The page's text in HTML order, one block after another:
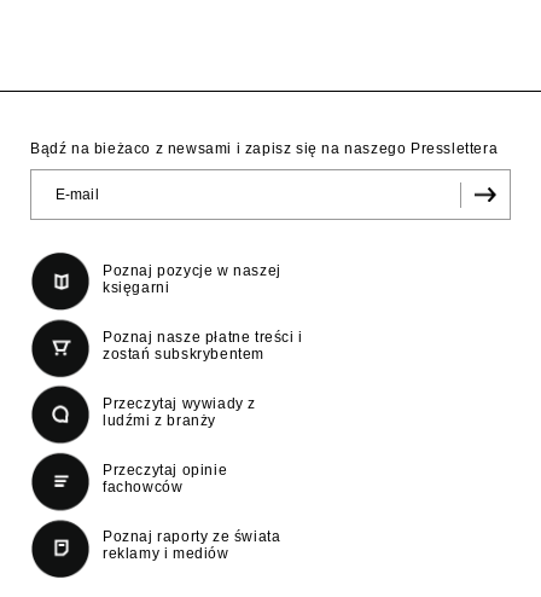
Bądź na bieżaco z newsami i zapisz się na naszego Presslettera
Poznaj pozycje w naszej
księgarni
Poznaj nasze płatne treści i
zostań subskrybentem
Przeczytaj wywiady z
ludźmi z branży
Przeczytaj opinie
fachowców
Poznaj raporty ze świata
reklamy i mediów